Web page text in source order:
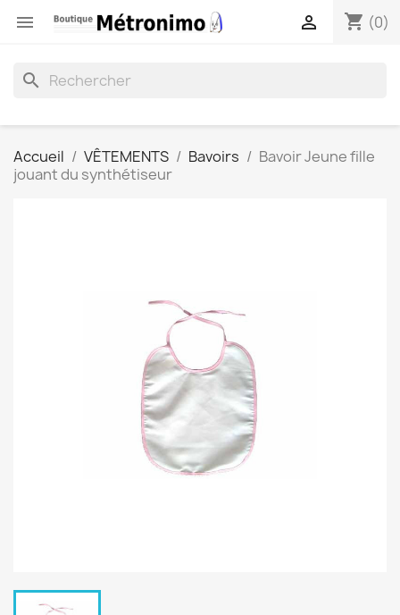
 shopping_cart (0)

search
Accueil VÊTEMENTS Bavoirs
Bavoir Jeune fille
jouant du synthétiseur